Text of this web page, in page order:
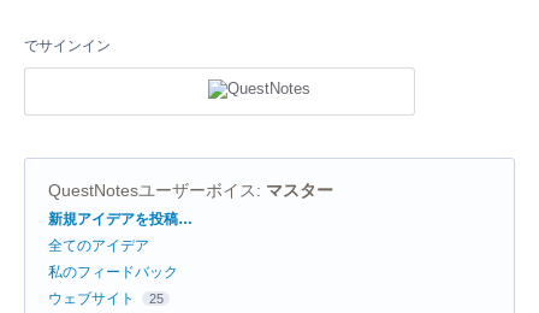
でサインイン
QuestNotesユーザーボイス: マスター
カ
ゴ
リ
新規アイデアを投稿…
全てのアイデア
私のフィードバック
ウェブサイト
25